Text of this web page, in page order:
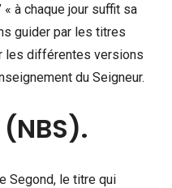
« à chaque jour suffit sa
guider par les titres
les différentes versions
du Seigneur.
Segond, le titre qui